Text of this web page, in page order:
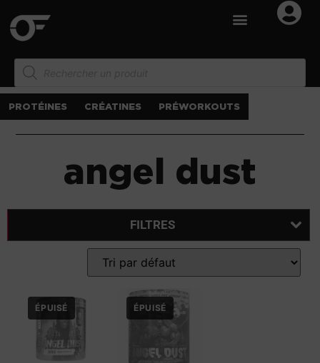
PROTÉINES CRÉATINES PRÉWORKOUTS
angel dust
FILTRES